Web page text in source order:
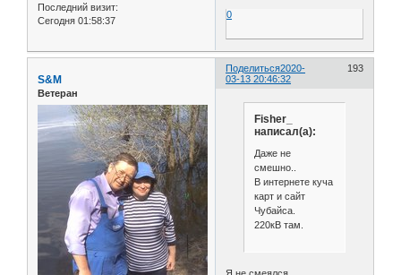
Последний визит:
Сегодня 01:58:37
0
Поделиться 193
2020-
03-13 20:46:32
S&M
Ветеран
Fisher_
написал(а):
Даже не
смешно..
В интернете куча
карт и сайт
Чубайса.
220кВ там.